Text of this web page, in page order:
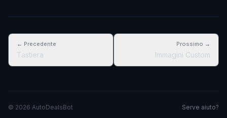
← Precedente
Tastiera
Prossimo →
Immagini Custom
© 2026 AutoDealsBot Serve aiuto?